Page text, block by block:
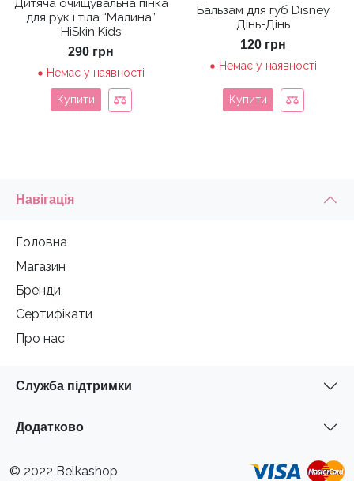
Дитяча очищувальна пінка
для рук і тіла “Малина”
HiSkin Kids
290 грн
Немає у наявності
Купити
Бальзам для губ Disney
Дінь-Дінь
120 грн
Немає у наявності
Купити
Навігація
Головна
Магазин
Бренди
Сертифікати
Про нас
Служба підтримки
Додатково
© 2022 Belkashop